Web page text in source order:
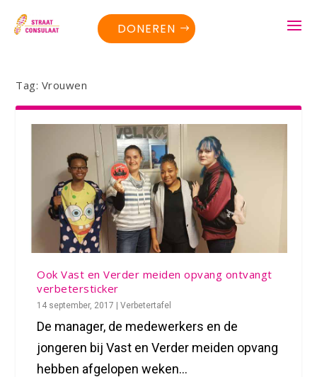
DONEREN
Tag: Vrouwen
Ook Vast en Verder meiden opvang ontvangt
verbetersticker
14 september, 2017 |Verbetertafel
De manager, de medewerkers en de
jongeren bij Vast en Verder meiden opvang
hebben afgelopen weken...